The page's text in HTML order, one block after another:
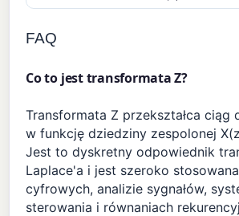
FAQ
Co to jest transformata Z?
Transformata Z przekształca ciąg
w funkcję dziedziny zespolonej
Jest to dyskretny odpowiednik
Laplace'a i jest szeroko
cyfrowych, analizie sygnałów,
sterowania i równaniach